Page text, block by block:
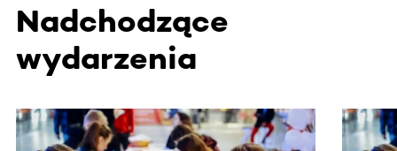
Nadchodzące
wydarzenia
Ta sekcja zawiera treści przewijane w poziomie. Użyj